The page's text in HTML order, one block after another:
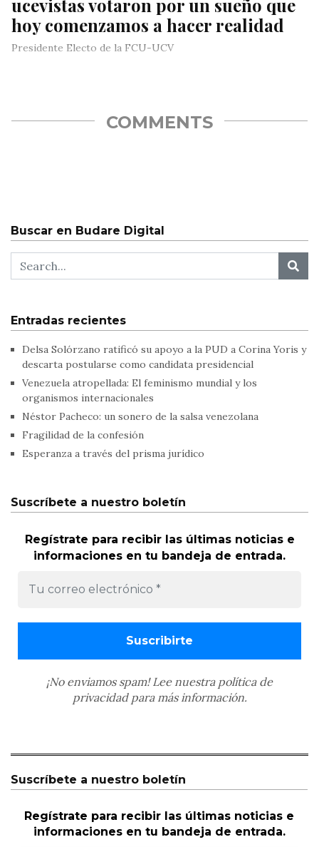
ucevistas votaron por un sueño que
hoy comenzamos a hacer realidad
Presidente Electo de la FCU-UCV
COMMENTS
Buscar en Budare Digital
Entradas recientes
Delsa Solórzano ratificó su apoyo a la PUD a Corina Yoris y
descarta postularse como candidata presidencial
Venezuela atropellada: El feminismo mundial y los
organismos internacionales
Néstor Pacheco: un sonero de la salsa venezolana
Fragilidad de la confesión
Esperanza a través del prisma jurídico
Suscríbete a nuestro boletín
Regístrate para recibir las últimas noticias e
informaciones en tu bandeja de entrada.
¡No enviamos spam! Lee nuestra política de
privacidadpara más información.
Suscríbete a nuestro boletín
Regístrate para recibir las últimas noticias e
informaciones en tu bandeja de entrada.